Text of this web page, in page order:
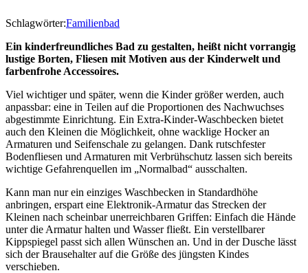
Schlagwörter:Familienbad
Ein kinderfreundliches Bad zu gestalten, heißt nicht vorrangig
lustige Borten, Fliesen mit Motiven aus der Kinderwelt und
farbenfrohe Accessoires.
Viel wichtiger und später, wenn die Kinder größer werden, auch
anpassbar: eine in Teilen auf die Proportionen des Nachwuchses
abgestimmte Einrichtung. Ein Extra-Kinder-Waschbecken bietet
auch den Kleinen die Möglichkeit, ohne wacklige Hocker an
Armaturen und Seifenschale zu gelangen. Dank rutschfester
Bodenfliesen und Armaturen mit Verbrühschutz lassen sich bereits
wichtige Gefahrenquellen im „Normalbad“ ausschalten.
Kann man nur ein einziges Waschbecken in Standardhöhe
anbringen, erspart eine Elektronik-Armatur das Strecken der
Kleinen nach scheinbar unerreichbaren Griffen: Einfach die Hände
unter die Armatur halten und Wasser fließt. Ein verstellbarer
Kippspiegel passt sich allen Wünschen an. Und in der Dusche lässt
sich der Brausehalter auf die Größe des jüngsten Kindes
verschieben.